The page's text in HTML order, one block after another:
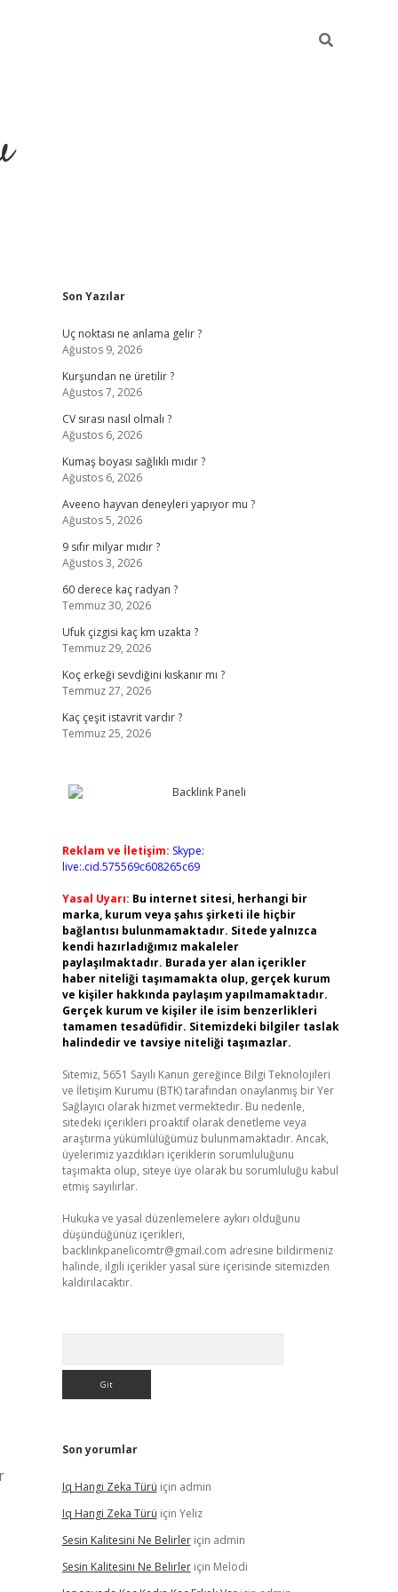
Sidebar
Son Yazılar
Uç noktası ne anlama gelir ?
Ağustos 9, 2026
Kurşundan ne üretilir ?
Ağustos 7, 2026
CV sırası nasıl olmalı ?
Ağustos 6, 2026
Kumaş boyası sağlıklı mıdır ?
Ağustos 6, 2026
Aveeno hayvan deneyleri yapıyor mu ?
Ağustos 5, 2026
9 sıfır milyar mıdır ?
Ağustos 3, 2026
60 derece kaç radyan ?
Temmuz 30, 2026
Ufuk çizgisi kaç km uzakta ?
Temmuz 29, 2026
Koç erkeği sevdiğini kıskanır mı ?
Temmuz 27, 2026
Kaç çeşit istavrit vardır ?
Temmuz 25, 2026
Reklam ve İletişim: Skype:
live:.cid.575569c608265c69
Yasal Uyarı: Bu internet sitesi, herhangi bir
marka, kurum veya şahıs şirketi ile hiçbir
bağlantısı bulunmamaktadır. Sitede yalnızca
kendi hazırladığımız makaleler
paylaşılmaktadır. Burada yer alan içerikler
haber niteliği taşımamakta olup, gerçek kurum
ve kişiler hakkında paylaşım yapılmamaktadır.
Gerçek kurum ve kişiler ile isim benzerlikleri
tamamen tesadüfidir. Sitemizdeki bilgiler taslak
halindedir ve tavsiye niteliği taşımazlar.
Sitemiz, 5651 Sayılı Kanun gereğince Bilgi Teknolojileri
ve İletişim Kurumu (BTK) tarafından onaylanmış bir Yer
Sağlayıcı olarak hizmet vermektedir. Bu nedenle,
sitedeki içerikleri proaktif olarak denetleme veya
araştırma yükümlülüğümüz bulunmamaktadır. Ancak,
üyelerimiz yazdıkları içeriklerin sorumluluğunu
taşımakta olup, siteye üye olarak bu sorumluluğu kabul
etmiş sayılırlar.
Hukuka ve yasal düzenlemelere aykırı olduğunu
düşündüğünüz içerikleri,
backlinkpanelicomtr@gmail.com adresine bildirmeniz
halinde, ilgili içerikler yasal süre içerisinde sitemizden
kaldırılacaktır.
Son yorumlar
Iq Hangi Zeka Türü için admin
Iq Hangi Zeka Türü için Yeliz
Sesin Kalitesini Ne Belirleriçin admin
Sesin Kalitesini Ne Belirleriçin Melodi